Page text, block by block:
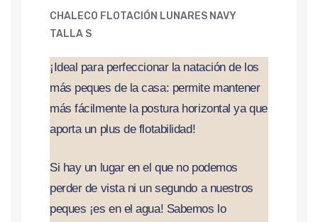
CHALECO FLOTACIÓN LUNARES NAVY
TALLA S
¡Ideal para perfeccionar la natación de los
más peques de la casa: permite mantener
más fácilmente la postura horizontal ya que
aporta un plus de flotabilidad!
Si hay un lugar en el que no podemos
perder de vista ni un segundo a nuestros
peques ¡es en el agua! Sabemos lo